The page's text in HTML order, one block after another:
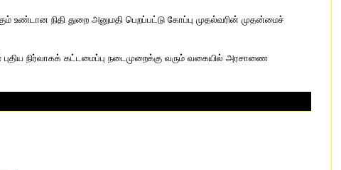
உண்டான நிதி துறை அனுமதி பெறப்பட்டு கோப்பு முதல்வரின் முதன்மைச்
நிர்வாகக் கட்டமைப்பு நடைமுறைக்கு வரும் வகையில் அரசாணை